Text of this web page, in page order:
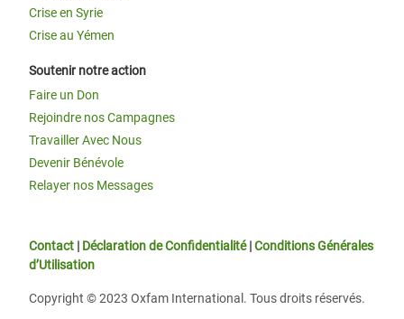
Crise en Syrie
Crise au Yémen
Soutenir notre action
Faire un Don
Rejoindre nos Campagnes
Travailler Avec Nous
Devenir Bénévole
Relayer nos Messages
Contact | Déclaration de Confidentialité|Conditions Générales
d’Utilisation
Copyright © 2023 Oxfam International. Tous droits réservés.